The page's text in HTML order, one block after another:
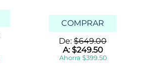
COMPRAR
De: $649.00
A:$249.50
Ahorra $399.50